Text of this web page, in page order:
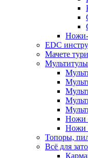
Ножи-
EDC
Мачете
Мультитулы
Ножи
Ножи
Топоры,
Всё для